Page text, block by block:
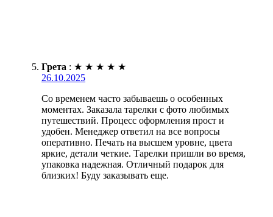
Грета : ★ ★ ★ ★ ★
26.10.2025
Со временем часто забываешь о особенных
моментах. Заказала тарелки с фото любимых
путешествий. Процесс оформления прост и
удобен. Менеджер ответил на все вопросы
оперативно. Печать на высшем уровне, цвета
яркие, детали четкие. Тарелки пришли во время,
упаковка надежная. Отличный подарок для
близких! Буду заказывать еще.